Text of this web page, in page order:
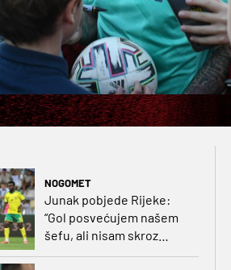
NOGOMET
Junak pobjede Rijeke:
“Gol posvećujem našem
šefu, ali nisam skroz